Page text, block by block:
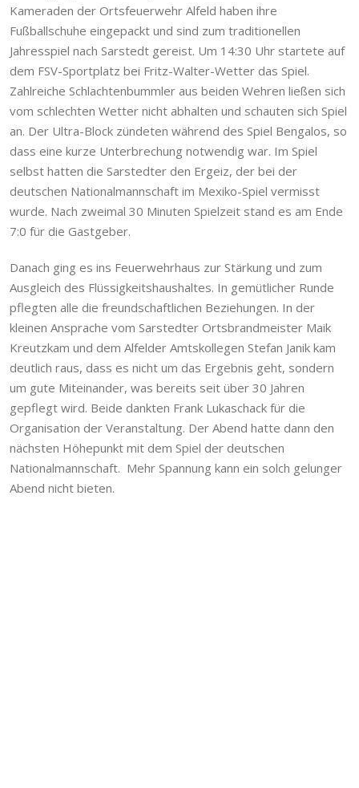
Kameraden der Ortsfeuerwehr Alfeld haben ihre
Fußballschuhe eingepackt und sind zum traditionellen
Jahresspiel nach Sarstedt gereist. Um 14:30 Uhr startete auf
dem FSV-Sportplatz bei Fritz-Walter-Wetter das Spiel.
Zahlreiche Schlachtenbummler aus beiden Wehren ließen sich
vom schlechten Wetter nicht abhalten und schauten sich Spiel
an. Der Ultra-Block zündeten während des Spiel Bengalos, so
dass eine kurze Unterbrechung notwendig war. Im Spiel
selbst hatten die Sarstedter den Ergeiz, der bei der
deutschen Nationalmannschaft im Mexiko-Spiel vermisst
wurde. Nach zweimal 30 Minuten Spielzeit stand es am Ende
7:0 für die Gastgeber.
Danach ging es ins Feuerwehrhaus zur Stärkung und zum
Ausgleich des Flüssigkeitshaushaltes. In gemütlicher Runde
pflegten alle die freundschaftlichen Beziehungen. In der
kleinen Ansprache vom Sarstedter Ortsbrandmeister Maik
Kreutzkam und dem Alfelder Amtskollegen Stefan Janik kam
deutlich raus, dass es nicht um das Ergebnis geht, sondern
um gute Miteinander, was bereits seit über 30 Jahren
gepflegt wird. Beide dankten Frank Lukaschack für die
Organisation der Veranstaltung. Der Abend hatte dann den
nächsten Höhepunkt mit dem Spiel der deutschen
Nationalmannschaft. Mehr Spannung kann ein solch gelunger
Abend nicht bieten.